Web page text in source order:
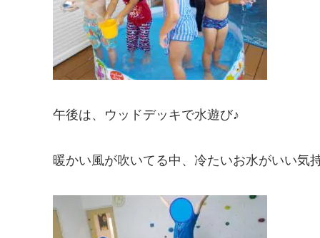
午後は、ウッドデッキで水遊び♪
暖かい風が吹いてる中、冷たいお水がいい気